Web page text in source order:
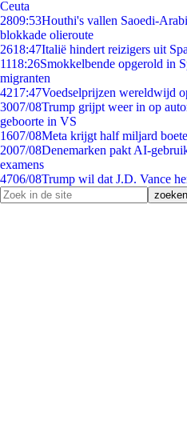
Ceuta
2809:53Houthi's vallen Saoedi-
blokkade olieroute
2618:47Italië hindert reizigers uit
1118:26Smokkelbende opgerold in
migranten
4217:47Voedselprijzen wereldwijd
3007/08Trump grijpt weer in op
geboorte in VS
1607/08Meta krijgt half miljard
2007/08Denemarken pakt AI-
examens
4706/08Trump wil dat J.D. Vance